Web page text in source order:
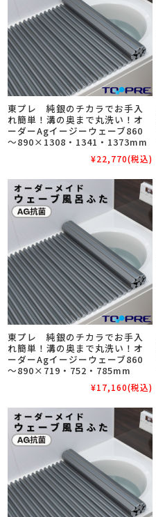
東プレ 純銀のチカラでお手入
れ簡単！溝の奥まで丸洗い！オ
ーダーAgイージーウェーブ860
～890×1308・1341・1373mm
¥22,770(税込)
東プレ 純銀のチカラでお手入
れ簡単！溝の奥まで丸洗い！オ
ーダーAgイージーウェーブ860
～890×719・752・785mm
¥17,160(税込)